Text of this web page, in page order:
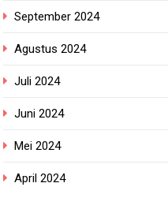
September 2024
Agustus 2024
Juli 2024
Juni 2024
Mei 2024
April 2024